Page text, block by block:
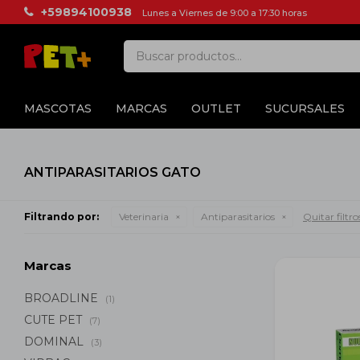
MASCOTAS MARCAS OUTLET SUCURSALES
+59894100938 Lunes a Viernes de 9:00 a 17:30 horas
ANTIPARASITARIOS GATO
Filtrando por: Veterinaria Antiparasitarios Quitar
Marcas
BROADLINE (1)
CUTE PET (7)
DOMINAL (3)